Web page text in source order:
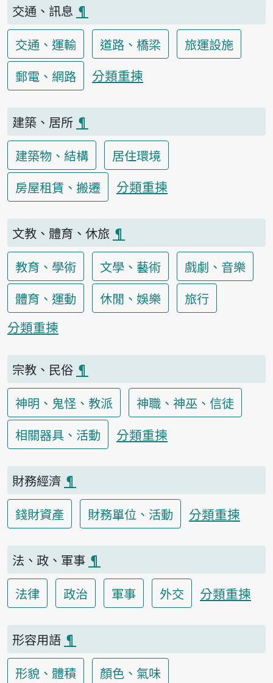
交通、訊息 ¶
交通、運輸
道路、橋梁
旅運設施
郵電、網路
分類重揀
建築、居所 ¶
建築物、結構
居住環境
房屋租賃、搬遷
分類重揀
文教、體育、休旅 ¶
教育、學術
文學、藝術
戲劇、音樂
體育、運動
休閒、娛樂
旅行
分類重揀
宗教、民俗 ¶
神明、鬼怪、教派
神職、神巫、信徒
相關器具、活動
分類重揀
財務經濟 ¶
錢財資產
財務單位、活動 分類重揀
法、政、軍事 ¶
法律
政治 軍事 外交 分類重揀
形容用語 ¶
形貌、體積
顏色、氣味